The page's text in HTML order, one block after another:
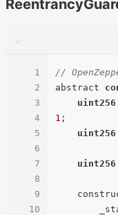
1
2
3
4
5
6
7
8
9
10
//
abstract
uint256
1 ;
uint256
uint256